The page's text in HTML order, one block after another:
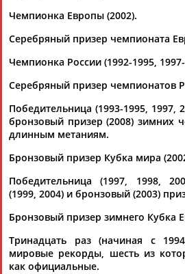
Каримжан
АБДРАХМАНОВ
Аделя
АБДРАХМАНОВА
Чемпионка Европы (2002).
Серебряный призер чемпионата
Чемпионка России (1992-1995,
Серебряный призер чемпионатов
Победительница (1993-1995, 1997,
бронзовый призер (2008) зимних
длинным метаниям.
Бронзовый призер Кубка мира
Победительница (1997, 1998,
(1999, 2004) и бронзовый (2003)
Бронзовый призер зимнего Кубка
Тринадцать раз (начиная с
мировые рекорды, шесть из
как официальные.